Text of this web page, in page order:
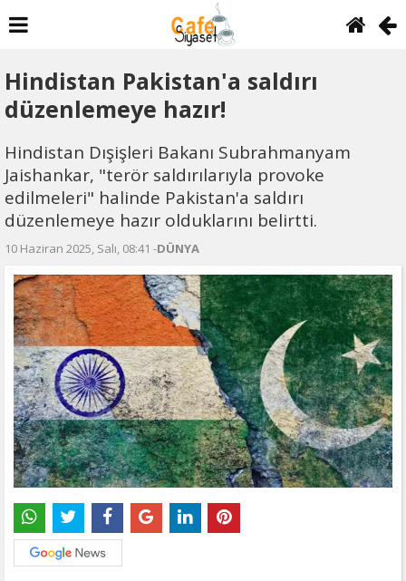
Hindistan Pakistan'a saldırı
düzenlemeye hazır!
Hindistan Dışişleri Bakanı Subrahmanyam
Jaishankar, "terör saldırılarıyla provoke
edilmeleri" halinde Pakistan'a saldırı
düzenlemeye hazır olduklarını belirtti.
10 Haziran 2025, Salı, 08:41 -DÜNYA